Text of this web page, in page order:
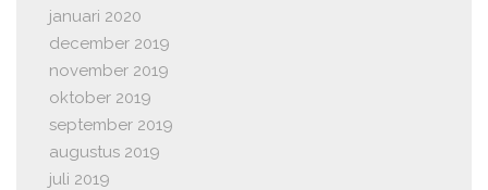
januari 2020
december 2019
november 2019
oktober 2019
september 2019
augustus 2019
juli 2019